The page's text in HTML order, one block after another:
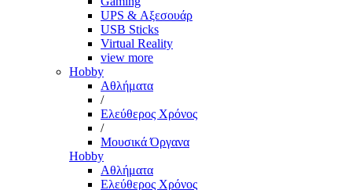
UPS & Αξεσουάρ
USB Sticks
Virtual Reality
view more
Hobby
Αθλήματα
/
Ελεύθερος Χρόνος
/
Μουσικά Όργανα
Hobby
Αθλήματα
Ελεύθερος Χρόνος